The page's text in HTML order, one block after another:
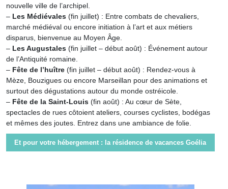
nouvelle ville de l’archipel.
– Les Médiévales(fin juillet) : Entre combats de chevaliers,
marché médiéval ou encore initiation à l’art et aux métiers
disparus, bienvenue au Moyen Âge.
– Les Augustales(fin juillet – début août) : Événement autour
de l’Antiquité romaine.
– Fête de l’huître(fin juillet – début août) : Rendez-vous à
Mèze, Bouzigues ou encore Marseillan pour des animations et
surtout des dégustations autour du monde ostréicole.
– Fête de la Saint-Louis(fin août) : Au cœur de Sète,
spectacles de rues côtoient ateliers, courses cyclistes, bodégas
et mêmes des joutes. Entrez dans une ambiance de folie.
Et pour votre hébergement : la résidence de vacances Goélia